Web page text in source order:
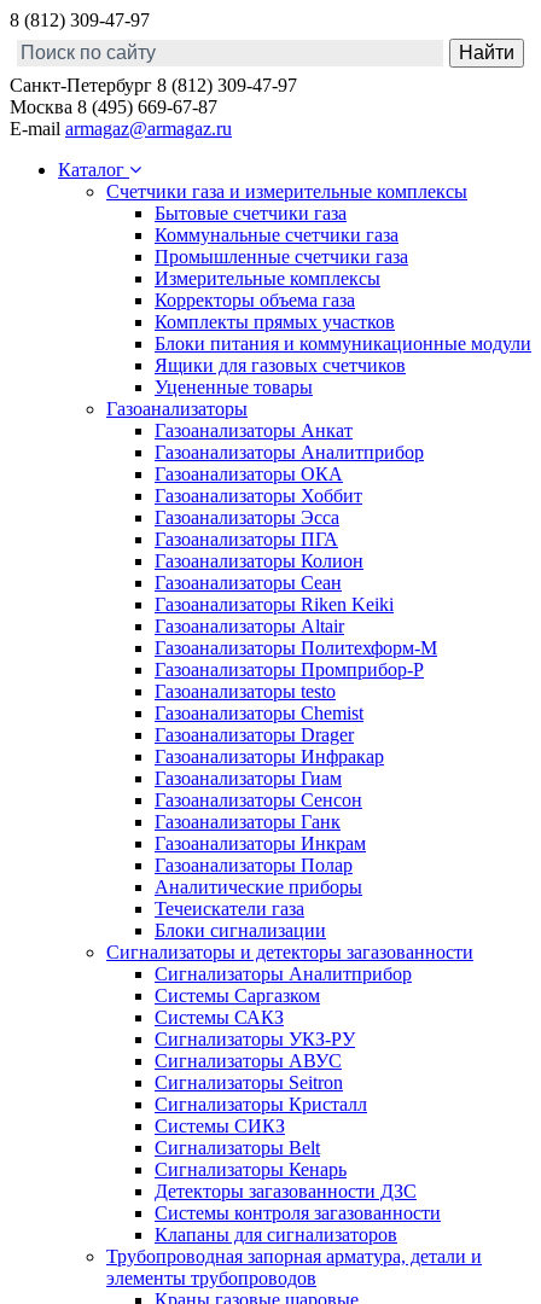
8 (812) 309-47-97
Санкт-Петербург 8 (812) 309-47-97
Москва 8 (495) 669-67-87
E-mail armagaz@armagaz.ru
Каталог
Счетчики газа и измерительные комплексы
Бытовые счетчики газа
Коммунальные счетчики газа
Промышленные счетчики газа
Измерительные комплексы
Корректоры объема газа
Комплекты прямых участков
Блоки питания и коммуникационные модули
Ящики для газовых счетчиков
Уцененные товары
Газоанализаторы
Газоанализаторы Анкат
Газоанализаторы Аналитприбор
Газоанализаторы ОКА
Газоанализаторы Хоббит
Газоанализаторы Эсса
Газоанализаторы ПГА
Газоанализаторы Колион
Газоанализаторы Сеан
Газоанализаторы Riken Keiki
Газоанализаторы Altair
Газоанализаторы Политехформ-М
Газоанализаторы Промприбор-Р
Газоанализаторы testo
Газоанализаторы Chemist
Газоанализаторы Drager
Газоанализаторы Инфракар
Газоанализаторы Гиам
Газоанализаторы Сенсон
Газоанализаторы Ганк
Газоанализаторы Инкрам
Газоанализаторы Полар
Аналитические приборы
Течеискатели газа
Блоки сигнализации
Сигнализаторы и детекторы загазованности
Сигнализаторы Аналитприбор
Системы Саргазком
Системы САКЗ
Сигнализаторы УКЗ-РУ
Сигнализаторы АВУС
Сигнализаторы Seitron
Сигнализаторы Кристалл
Системы СИКЗ
Сигнализаторы Belt
Сигнализаторы Кенарь
Детекторы загазованности ДЗС
Системы контроля загазованности
Клапаны для сигнализаторов
Трубопроводная запорная арматура, детали и
элементы трубопроводов
Краны газовые шаровые